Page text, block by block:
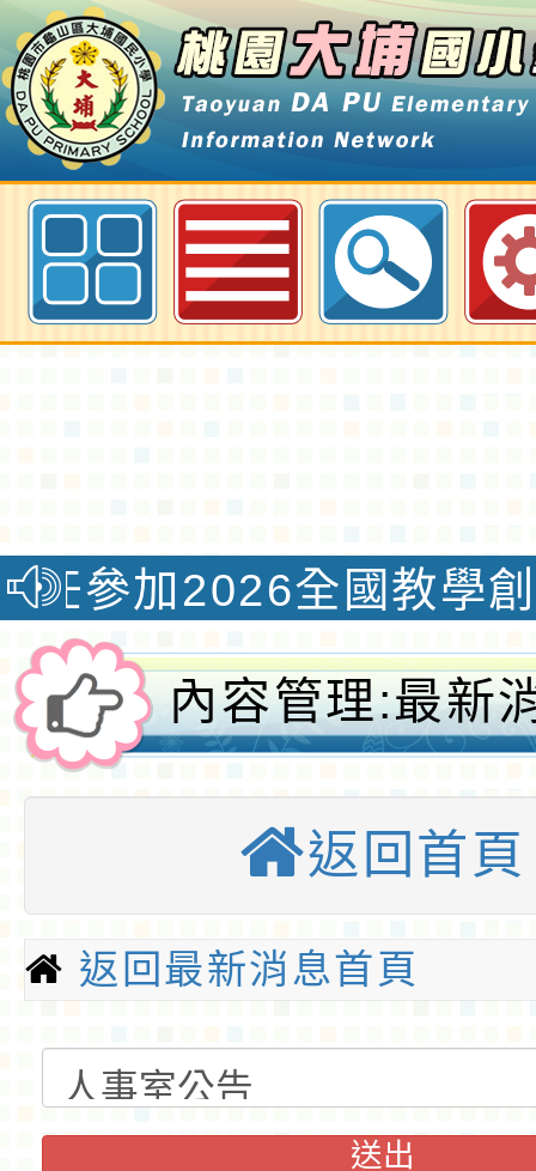
最新消息-人事室公告-桃園大埔國
國教學創新國際認證
內容管理:最新
全球資訊網-桃
小
返回首頁
返回最新消息首頁
送出